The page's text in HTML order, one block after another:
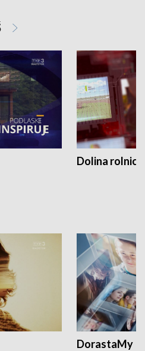
Dolina
DorastaMy